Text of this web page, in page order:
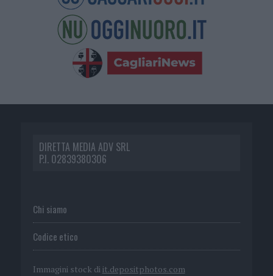
DIRETTA MEDIA ADV SRL
P.I. 02839380306
Chi siamo
Codice etico
Immagini stock di it.depositphotos.com